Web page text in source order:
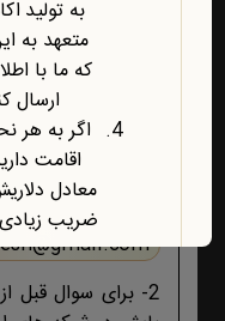
راه‌های
1- برای پشتیبانی
ابتدا تمام
های ایمیلی
کنید اگر هیچ
2- برای سوال قبل
به تولید
متعهد به
که ما با
ارسال
اگر به هر
اقامت
معادل
ضریب
آخرین